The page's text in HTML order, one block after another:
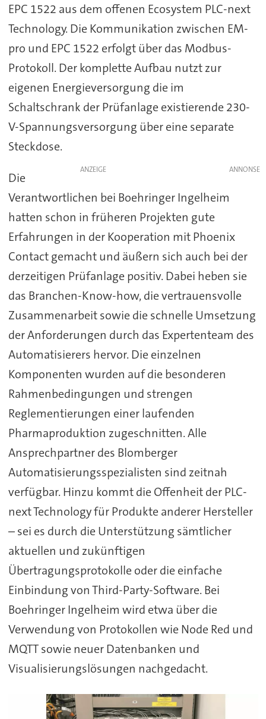
EPC 1522 aus dem offenen Ecosystem PLC-next
Technology. Die Kommunikation zwischen EM-
pro und EPC 1522 erfolgt über das Modbus-
Protokoll. Der komplette Aufbau nutzt zur
eigenen Energieversorgung die im
Schaltschrank der Prüfanlage existierende 230-
V-Spannungsversorgung über eine separate
Steckdose.
ANZEIGE
Die
Verantwortlichen bei Boehringer Ingelheim
hatten schon in früheren Projekten gute
Erfahrungen in der Kooperation mit Phoenix
Contact gemacht und äußern sich auch bei der
derzeitigen Prüfanlage positiv. Dabei heben sie
das Branchen-Know-how, die vertrauensvolle
Zusammenarbeit sowie die schnelle Umsetzung
der Anforderungen durch das Expertenteam des
Automatisierers hervor. Die einzelnen
Komponenten wurden auf die besonderen
Rahmenbedingungen und strengen
Reglementierungen einer laufenden
Pharmaproduktion zugeschnitten. Alle
Ansprechpartner des Blomberger
Automatisierungsspezialisten sind zeitnah
verfügbar. Hinzu kommt die Offenheit der PLC-
next Technology für Produkte anderer Hersteller
– sei es durch die Unterstützung sämtlicher
aktuellen und zukünftigen
Übertragungsprotokolle oder die einfache
Einbindung von Third-Party-Software. Bei
Boehringer Ingelheim wird etwa über die
Verwendung von Protokollen wie Node Red und
MQTT sowie neuer Datenbanken und
Visualisierungslösungen nachgedacht.